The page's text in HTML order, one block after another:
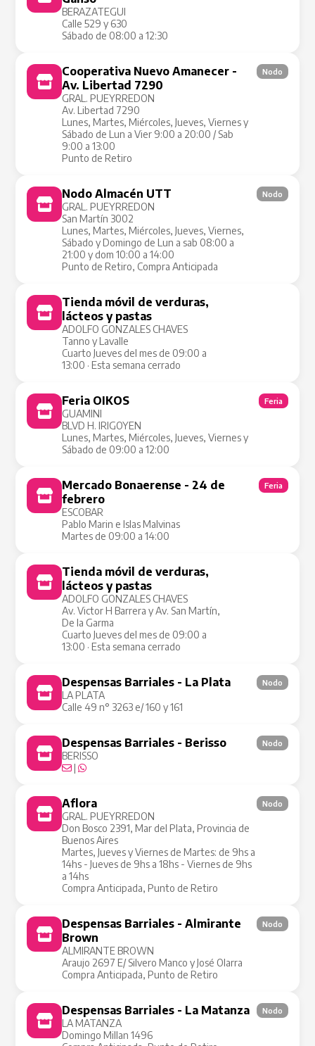
BERAZATEGUI
Calle 529 y 630
Sábado de 08:00 a 12:30
Cooperativa Nuevo Amanecer -
Av. Libertad 7290
GRAL. PUEYRREDON
Av. Libertad 7290
Lunes, Martes, Miércoles, Jueves, Viernes y
Sábado de Lun a Vier 9:00 a 20:00 / Sab
9:00 a 13:00
Punto de Retiro
Nodo
Nodo Almacén UTT
GRAL. PUEYRREDON
San Martín 3002
Lunes, Martes, Miércoles, Jueves, Viernes,
Sábado y Domingo de Lun a sab 08:00 a
21:00 y dom 10:00 a 14:00
Punto de Retiro, Compra Anticipada
Nodo
Tienda móvil de verduras,
lácteos y pastas
ADOLFO GONZALES CHAVES
Tanno y Lavalle
Cuarto Jueves del mes de 09:00 a
13:00 · Esta semana cerrado
Feria OIKOS
GUAMINI
BLVD H. IRIGOYEN
Lunes, Martes, Miércoles, Jueves, Viernes y
Sábado de 09:00 a 12:00
Feria
Mercado Bonaerense - 24 de
febrero
ESCOBAR
Pablo Marin e Islas Malvinas
Martes de 09:00 a 14:00
Feria
Tienda móvil de verduras,
lácteos y pastas
ADOLFO GONZALES CHAVES
Av. Victor H Barrera y Av. San Martín,
De la Garma
Cuarto Jueves del mes de 09:00 a
13:00 · Esta semana cerrado
Despensas Barriales - La Plata
LA PLATA
Calle 49 n° 3263 e/ 160 y 161
Nodo
Despensas Barriales - Berisso
BERISSO
|
Nodo
Aflora
GRAL. PUEYRREDON
Don Bosco 2391, Mar del Plata, Provincia de
Buenos Aires
Martes, Jueves y Viernes de Martes: de 9hs a
14hs - Jueves de 9hs a 18hs - Viernes de 9hs
a 14hs
Compra Anticipada, Punto de Retiro
Nodo
Despensas Barriales - Almirante
Brown
ALMIRANTE BROWN
Araujo 2697 E/ Silvero Manco y José Olarra
Compra Anticipada, Punto de Retiro
Nodo
Despensas Barriales - La Matanza
LA MATANZA
Domingo Millan 1496
Nodo